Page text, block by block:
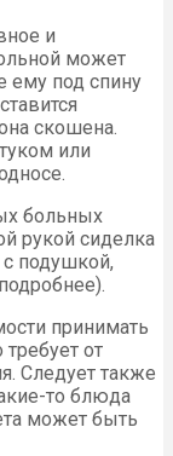
и
может
ему под спину
скошена.
или
больных
рукой сиделка
подушкой,
подробнее).
принимать
от
Следует также
то блюда
может быть